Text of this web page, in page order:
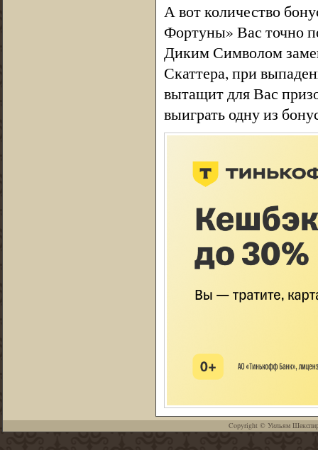
А вот количество
Фортуны» Вас точно
Диким Символом
Скаттера, при
вытащит для Вас
выиграть одну из
Copyright © Уильям